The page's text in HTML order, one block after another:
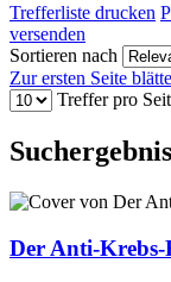
Trefferliste drucken
versenden
Sortieren nach
Zur ersten Seite
Treffer pro
Suchergebnis
Der Anti-Krebs-